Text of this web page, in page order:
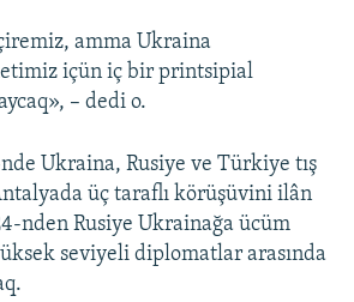
amma Ukraina
içün iç bir printsipial
– dedi o.
Ukraina, Rusiye ve Türkiye tış
üç taraflı körüşüvini ilân
nden Rusiye Ukrainağa ücüm
seviyeli diplomatlar arasında